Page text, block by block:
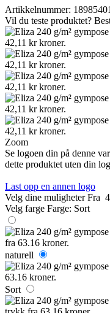
Artikkelnummer: 18985401
Vil du teste produktet?
Zoom
Se logoen din på denne
dette produktet uten din
Last opp en annen logo
Velg dine muligheter Fra
Velg farge Farge: Sort
naturell
Sort